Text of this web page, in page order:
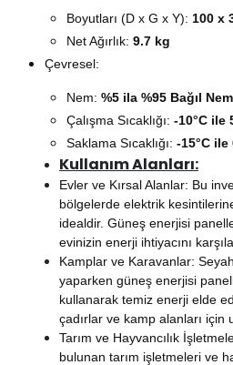
Boyutları (D x G x Y): 100 x
Net Ağırlık: 9.7 kg
Çevresel:
Nem: %5 ila %95 Bağıl
Çalışma Sıcaklığı: -10°C ile
Saklama Sıcaklığı: -15°C ile
Kullanım Alanları:
Evler ve Kırsal Alanlar: Bu
bölgelerde elektrik
idealdir. Güneş enerjisi
evinizin enerji ihtiyacını
Kamplar ve Karavanlar:
yaparken güneş enerjisi
kullanarak temiz enerji elde
çadırlar ve kamp alanları için
Tarım ve Hayvancılık
bulunan tarım işletmeleri ve